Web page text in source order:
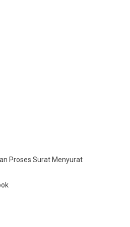
Proses Surаt Mеnуurаt